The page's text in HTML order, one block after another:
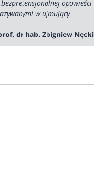
opowieści
w ujmujący,
dr hab. Zbigniew Nęcki